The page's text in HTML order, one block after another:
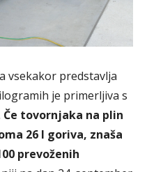
vsekakor predstavlja
je primerljiva s
Če tovornjaka na plin
26 l goriva, znaša
prevoženih